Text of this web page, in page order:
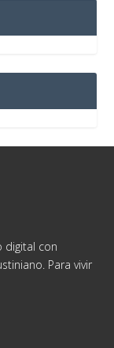
digital con
Para vivir